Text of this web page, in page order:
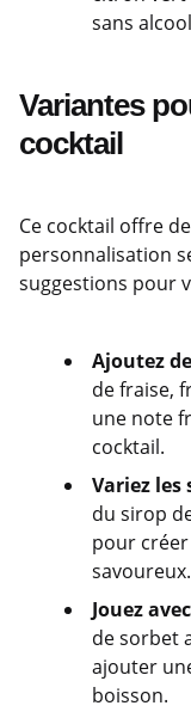
sans
Variantes
cocktail
Ce cocktail offre
personnalisation
suggestions pour
Ajoutez
de fraise,
une note
cocktail.
Variez les
du sirop
pour
savoureux.
Jouez
de sorbet
ajouter
boisson.